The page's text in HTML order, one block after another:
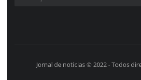
Jornal de noticias © 2022 - Todos